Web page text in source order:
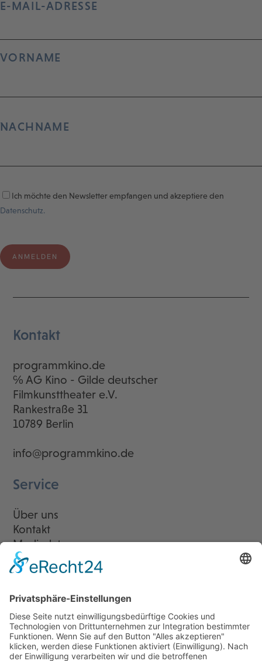
E-MAIL-ADRESSE
VORNAME
NACHNAME
Ich möchte den Newsletter empfangen und akzeptiere den
Datenschutz.
Kontakt
programmkino.de
℅ AG Kino - Gilde deutscher
Filmkunsttheater e.V.
Rankestraße 31
10789 Berlin
info@programmkino.de
Service
Über uns
Kontakt
Mediadaten
Newsletter
LogIn
Legal
Impressum
Datenschutzerklärung